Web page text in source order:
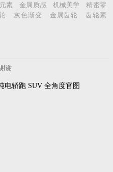
素 金属质感 机械美学 精密零
灰色渐变 金属齿轮 齿轮素
谢
电轿跑 SUV 全角度官图